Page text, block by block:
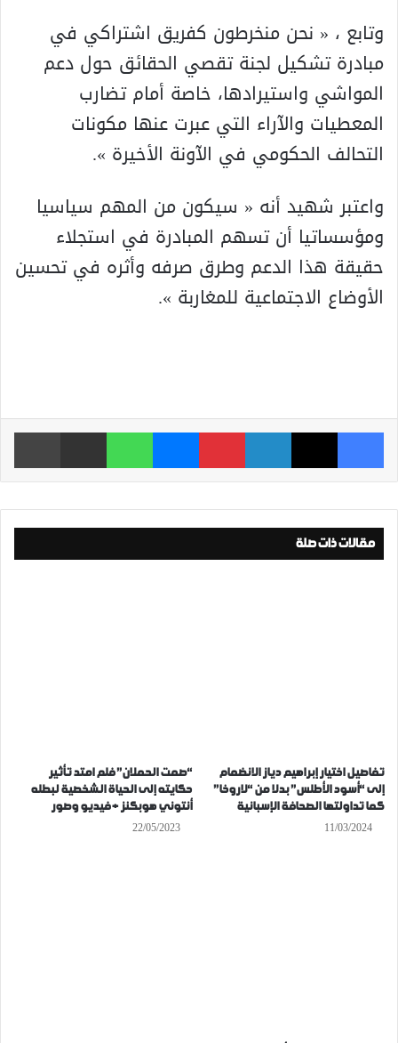
وتابع ، « نحن منخرطون كفريق اشتراكي في
مبادرة تشكيل لجنة تقصي الحقائق حول دعم
المواشي واستيرادها، خاصة أمام تضارب
المعطيات والآراء التي عبرت عنها مكونات
التحالف الحكومي في الآونة الأخيرة ».
واعتبر شهيد أنه « سيكون من المهم سياسيا
ومؤسساتيا أن تسهم المبادرة في استجلاء
حقيقة هذا الدعم وطرق صرفه وأثره في تحسين
الأوضاع الاجتماعية للمغاربة ».
فيسبوك ‫X لينكدإن بينتيريست ماسنجر واتساب مشاركة عبر البريد
مقالات ذات صلة
تفاصيل اختيار إبراهيم دياز الانضمام
إلى “أسود الأطلس” بدلا من “لاروخا”
كما تداولتها الصحافة الإسبانية
11/03/2024
“صمت الحملان” فلم امتد تأثير
حكايته إلى الحياة الشخصية لبطله
أنتوني هوبكنز + فيديو وصور
22/05/2023